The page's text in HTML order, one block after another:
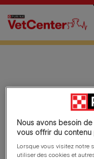
Aller au contenu principal
PPVD
FLUTD
Nous avons besoin
vous offrir du contenu
Lorsque vous visitez notre
utiliser des cookies et